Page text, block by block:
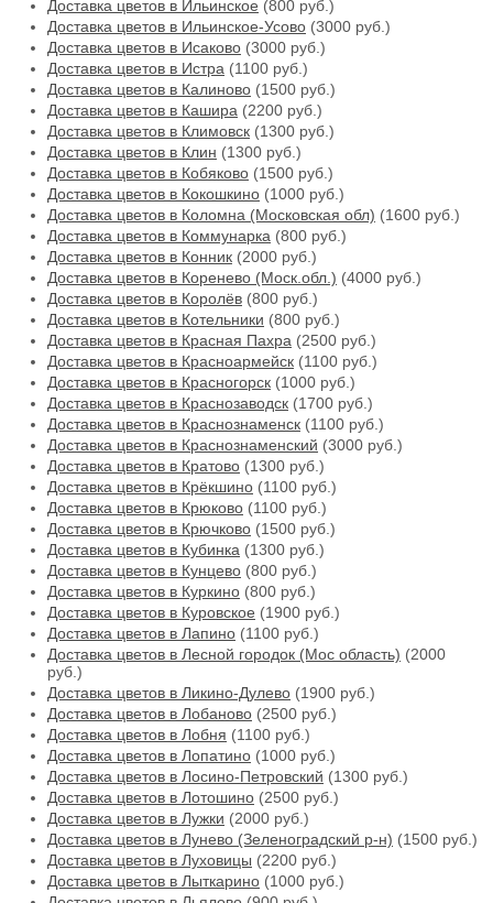
Доставка цветов в Ильинское (800 руб.)
Доставка цветов в Ильинское-Усово (3000 руб.)
Доставка цветов в Исаково (3000 руб.)
Доставка цветов в Истра (1100 руб.)
Доставка цветов в Калиново (1500 руб.)
Доставка цветов в Кашира (2200 руб.)
Доставка цветов в Климовск (1300 руб.)
Доставка цветов в Клин (1300 руб.)
Доставка цветов в Кобяково (1500 руб.)
Доставка цветов в Кокошкино (1000 руб.)
Доставка цветов в Коломна (Московская обл) (1600 руб.)
Доставка цветов в Коммунарка (800 руб.)
Доставка цветов в Конник (2000 руб.)
Доставка цветов в Коренево (Моск.обл.) (4000 руб.)
Доставка цветов в Королёв (800 руб.)
Доставка цветов в Котельники (800 руб.)
Доставка цветов в Красная Пахра (2500 руб.)
Доставка цветов в Красноармейск (1100 руб.)
Доставка цветов в Красногорск (1000 руб.)
Доставка цветов в Краснозаводск (1700 руб.)
Доставка цветов в Краснознаменск (1100 руб.)
Доставка цветов в Краснознаменский (3000 руб.)
Доставка цветов в Кратово (1300 руб.)
Доставка цветов в Крёкшино (1100 руб.)
Доставка цветов в Крюково (1100 руб.)
Доставка цветов в Крючково (1500 руб.)
Доставка цветов в Кубинка (1300 руб.)
Доставка цветов в Кунцево (800 руб.)
Доставка цветов в Куркино (800 руб.)
Доставка цветов в Куровское (1900 руб.)
Доставка цветов в Лапино (1100 руб.)
Доставка цветов в Лесной городок (Мос область) (2000
руб.)
Доставка цветов в Ликино-Дулево (1900 руб.)
Доставка цветов в Лобаново (2500 руб.)
Доставка цветов в Лобня (1100 руб.)
Доставка цветов в Лопатино (1000 руб.)
Доставка цветов в Лосино-Петровский (1300 руб.)
Доставка цветов в Лотошино (2500 руб.)
Доставка цветов в Лужки (2000 руб.)
Доставка цветов в Лунево (Зеленоградский р-н) (1500 руб.)
Доставка цветов в Луховицы (2200 руб.)
Доставка цветов в Лыткарино (1000 руб.)